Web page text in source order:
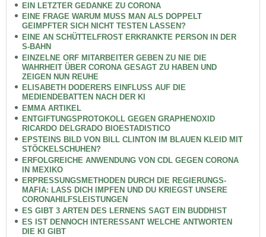
EIN LETZTER GEDANKE ZU CORONA
EINE FRAGE WARUM MUSS MAN ALS DOPPELT
GEIMPFTER SICH NICHT TESTEN LASSEN?
EINE AN SCHÜTTELFROST ERKRANKTE PERSON IN DER
S-BAHN
EINZELNE ORF MITARBEITER GEBEN ZU NIE DIE
WAHRHEIT ÜBER CORONA GESAGT ZU HABEN UND
ZEIGEN NUN REUHE
ELISABETH DODERERS EINFLUSS AUF DIE
MEDIENDEBATTEN NACH DER KI
EMMA ARTIKEL
ENTGIFTUNGSPROTOKOLL GEGEN GRAPHENOXID
RICARDO DELGRADO BIOESTADISTICO
EPSTEINS BILD VON BILL CLINTON IM BLAUEN KLEID MIT
STÖCKELSCHUHEN?
ERFOLGREICHE ANWENDUNG VON CDL GEGEN CORONA
IN MEXIKO
ERPRESSUNGSMETHODEN DURCH DIE REGIERUNGS-
MAFIA: LASS DICH IMPFEN UND DU KRIEGST UNSERE
CORONAHILFSLEISTUNGEN
ES GIBT 3 ARTEN DES LERNENS SAGT EIN BUDDHIST
ES IST DENNOCH INTERESSANT WELCHE ANTWORTEN
DIE KI GIBT